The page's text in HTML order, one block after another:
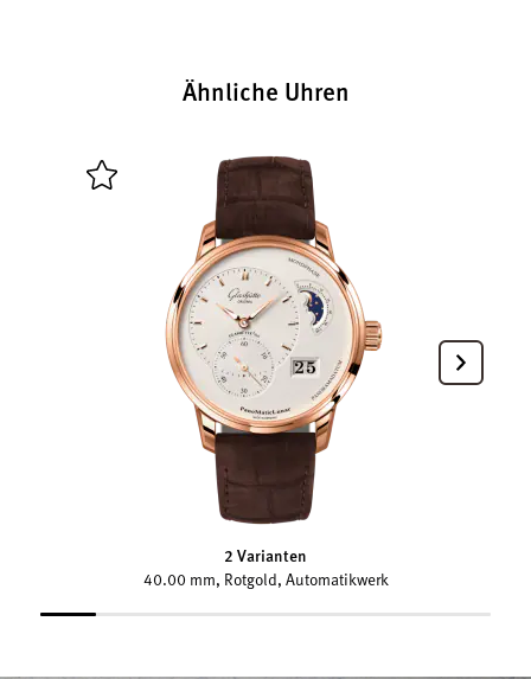
Ähnliche Uhren
2 Varianten
40.00 mm, Rotgold, Automatikwerk